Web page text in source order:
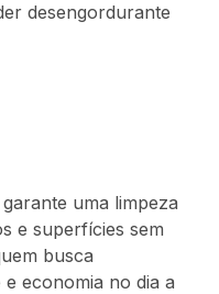
desengordurante
uma limpeza
e superfícies sem
busca
economia no dia a